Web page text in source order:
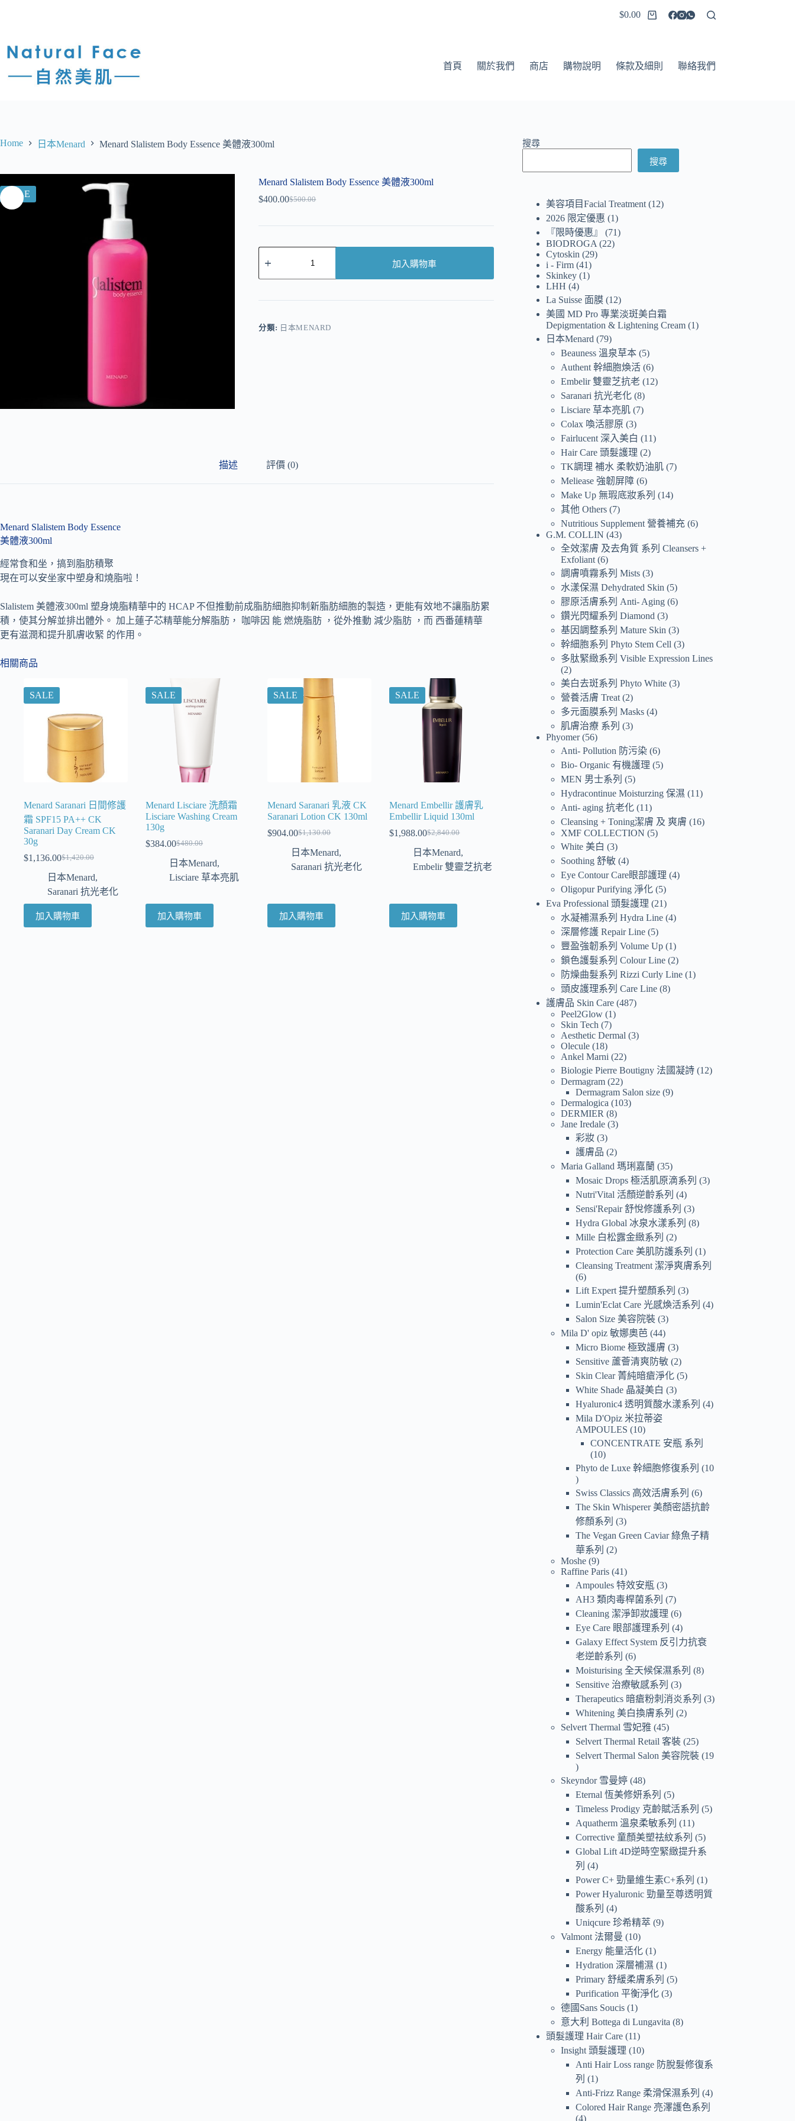
$0.00
首頁 關於我們 商店 購物說明 條款及細則 聯絡我們
Home 日本Menard Menard Slalistem Body Essence 美體液300ml
SALE
Menard Slalistem Body Essence 美體液300ml
$500.00
$400.00
加入購物車
r
分類: 日本MENARD
描述 評價 (0)
Menard Slalistem Body Essence
美體液300ml
經常食和坐，搞到脂肪積聚
現在可以安坐家中塑身和燒脂啦！
Slalistem 美體液300ml 塑身燒脂精華中的 HCAP 不但推動前成脂肪細胞抑制新脂肪細胞的製造，更能有效地不讓脂肪累
積，使其分解並排出體外。 加上蓮子芯精華能分解脂肪， 咖啡因 能 燃焼脂肪 ，從外推動 減少脂肪 ，而 西番蓮精華
更有滋潤和提升肌膚收緊 的作用。
相關商品
SALE
Menard Saranari 日間修護
霜 SPF15 PA++ CK
Saranari Day Cream CK
30g
$1,420.00
$1,136.00
日本Menard,
Saranari 抗光老化
加入購物車
SALE
Menard Lisciare 洗顏霜
Lisciare Washing Cream
130g
$480.00
$384.00
日本Menard,
Lisciare 草本亮肌
加入購物車
SALE
Menard Saranari 乳液 CK
Saranari Lotion CK 130ml
$1,130.00
$904.00
日本Menard,
Saranari 抗光老化
加入購物車
SALE
Menard Embellir 護膚乳
Embellir Liquid 130ml
$2,840.00
$1,988.00
日本Menard,
Embelir 雙靈芝抗老
加入購物車
搜尋
搜尋
美容項目Facial Treatment 12
2026 限定優惠
1
『限時優惠』
71
BIODROGA
22
Cytoskin
29
i - Firm 41
Skinkey 1
LHH 4
La Suisse 面膜 12
美國 MD Pro 專業淡斑美白霜
Depigmentation & Lightening Cream 1
日本Menard
79
Beauness 溫泉草本 5
Authent 幹細胞煥活 6
Embelir 雙靈芝抗老 12
Saranari 抗光老化 8
Lisciare 草本亮肌 7
Colax 喚活膠原 3
Fairlucent 深入美白
11
Hair Care 頭髮護理
2
TK調理 補水 柔軟奶油肌 7
Meliease 強韌屏障 6
Make Up 無瑕底妝系列
14
其他 Others 7
Nutritious Supplement 營養補充 6
G.M. COLLIN 43
全效潔膚 及去角質 系列 Cleansers +
Exfoliant 6
調膚噴霧系列 Mists 3
水漾保濕 Dehydrated Skin
5
膠原活膚系列 Anti- Aging 6
鑽光閃耀系列 Diamond 3
基因調整系列 Mature Skin 3
幹細胞系列 Phyto Stem Cell 3
多肽緊緻系列 Visible Expression Lines
2
美白去斑系列 Phyto White 3
營養活膚 Treat 2
多元面膜系列 Masks 4
肌膚治療 系列
3
Phyomer 56
Anti- Pollution 防污染 6
Bio- Organic 有機護理
5
MEN 男士系列
5
Hydracontinue Moisturzing 保濕
11
Anti- aging 抗老化 11
Cleansing + Toning潔膚 及 爽膚
16
XMF COLLECTION
5
White 美白
3
Soothing 舒敏 4
Eye Contour Care眼部護理 4
Oligopur Purifying 淨化 5
Eva Professional 頭髮護理
21
水凝補濕系列 Hydra Line 4
深層修護 Repair Line 5
豐盈強韌系列 Volume Up 1
鎖色護髮系列 Colour Line 2
防燥曲髮系列 Rizzi Curly Line 1
頭皮護理系列 Care Line 8
護膚品 Skin Care 487
Peel2Glow 1
Skin Tech
7
Aesthetic Dermal 3
Olecule 18
Ankel Marni
22
Biologie Pierre Boutigny 法國凝詩 12
Dermagram 22
Dermagram Salon size 9
Dermalogica
103
DERMIER
8
Jane Iredale 3
彩妝 3
護膚品
2
Maria Galland 瑪琍嘉蘭 35
Mosaic Drops 極活肌原滴系列
3
Nutri'Vital 活顏逆齡系列
4
Sensi'Repair 舒悅修護系列
3
Hydra Global 冰泉水漾系列
8
Mille 白松露金緻系列
2
Protection Care 美肌防護系列
1
Cleansing Treatment 潔淨爽膚系列
6
Lift Expert 提升塑顏系列
3
Lumin'Eclat Care 光感煥活系列
4
Salon Size 美容院裝 3
Mila D' opiz 敏娜奧芭 44
Micro Biome 極致護膚 3
Sensitive 蘆薈清爽防敏 2
Skin Clear 菁純暗瘡淨化 5
White Shade 晶凝美白
3
Hyaluronic4 透明質酸水漾系列
4
Mila D'Opiz 米拉蒂姿
AMPOULES
10
CONCENTRATE 安瓶 系列
10
Phyto de Luxe 幹細胞修復系列
10
Swiss Classics 高效活膚系列
6
The Skin Whisperer 美顏密語抗齡
修顏系列
3
The Vegan Green Caviar 綠魚子精
華系列
2
Moshe 9
Raffine Paris 41
Ampoules 特效安瓶 3
AH3 類肉毒桿菌系列
7
Cleaning 潔淨卸妝護理 6
Eye Care 眼部護理系列
4
Galaxy Effect System 反引力抗衰
老逆齡系列
6
Moisturising 全天候保濕系列
8
Sensitive 治療敏感系列
3
Therapeutics 暗瘡粉刺消炎系列
3
Whitening 美白換膚系列
2
Selvert Thermal 雪妃雅 45
Selvert Thermal Retail 客裝 25
Selvert Thermal Salon 美容院裝 19
Skeyndor 雪曼婷 48
Eternal 恆美修妍系列
5
Timeless Prodigy 克齡賦活系列
5
Aquatherm 溫泉柔敏系列
11
Corrective 童顏美塑祛紋系列
5
Global Lift 4D逆時空緊緻提升系
列
4
Power C+ 勁量維生素C+系列
1
Power Hyaluronic 勁量至尊透明質
酸系列
4
Uniqcure 珍希精萃 9
Valmont 法爾曼
10
Energy 能量活化 1
Hydration 深層補濕
1
Primary 舒緩柔膚系列
5
Purification 平衡淨化 3
德國Sans Soucis 1
意大利 Bottega di Lungavita 8
頭髮護理 Hair Care 11
Insight 頭髮護理
10
Anti Hair Loss range 防脫髮修復系
列
1
Anti-Frizz Range 柔滑保濕系列
4
Colored Hair Range 亮澤護色系列
4